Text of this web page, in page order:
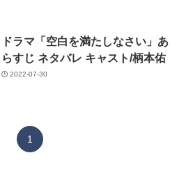
ドラマ「空白を満たしなさい」あ
らすじ ネタバレ キャスト/柄本佑
2022-07-30
1